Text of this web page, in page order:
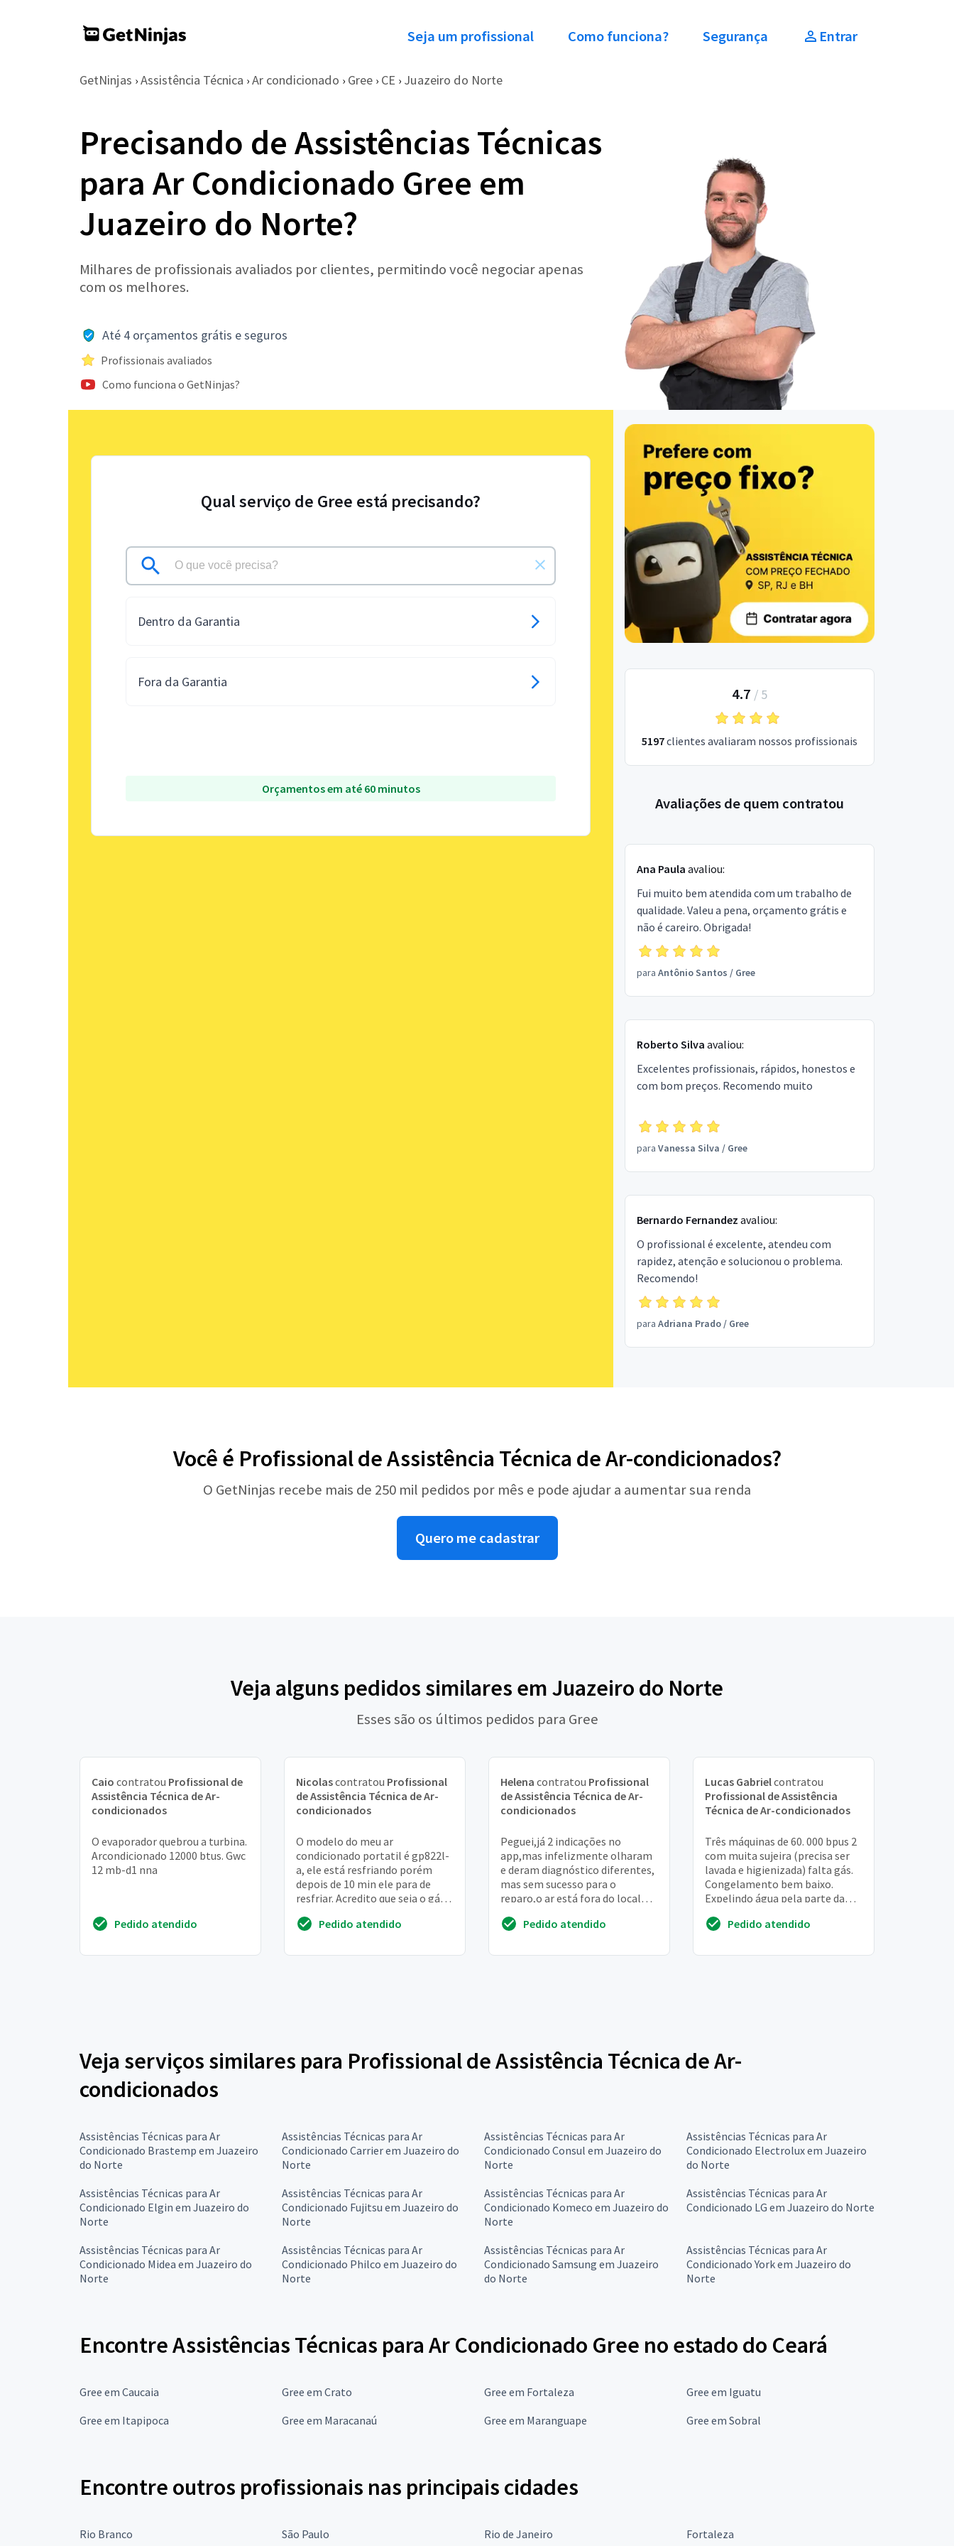
Seja um profissional Como funciona? Segurança Entrar
GetNinjas › Assistência Técnica › Ar condicionado › Gree › CE › Juazeiro do Norte
Precisando de Assistências Técnicas
para Ar Condicionado Gree em
Juazeiro do Norte?
Milhares de profissionais avaliados por clientes, permitindo você negociar apenas
com os melhores.
Até 4 orçamentos grátis e seguros
Profissionais avaliados
Como funciona o GetNinjas?
Qual serviço de Gree está precisando?
Dentro da Garantia
Fora da Garantia
Orçamentos em até 60 minutos
4.7 / 5
5197clientes avaliaram nossos profissionais
Avaliações de quem contratou
Ana Paula avaliou:
Fui muito bem atendida com um trabalho de
qualidade. Valeu a pena, orçamento grátis e
não é careiro. Obrigada!
para Antônio Santos / Gree
Roberto Silva avaliou:
Excelentes profissionais, rápidos, honestos e
com bom preços. Recomendo muito
para Vanessa Silva / Gree
Bernardo Fernandez avaliou:
O profissional é excelente, atendeu com
rapidez, atenção e solucionou o problema.
Recomendo!
para Adriana Prado/ Gree
Você é Profissional de Assistência Técnica de Ar-condicionados?
O GetNinjas recebe mais de 250 mil pedidos por mês e pode ajudar a aumentar sua renda
Quero me cadastrar
Veja alguns pedidos similares em Juazeiro do Norte
Esses são os últimos pedidos para Gree
Caio contratou Profissional de
Assistência Técnica de Ar-
condicionados
O evaporador quebrou a turbina.
Arcondicionado 12000 btus. Gwc
12 mb-d1 nna
Pedido atendido
Nicolascontratou Profissional
de Assistência Técnica de Ar-
condicionados
O modelo do meu ar
condicionado portatil é gp822l-
a, ele está resfriando porém
depois de 10 min ele para de
resfriar. Acredito que seja o gás. .
levá-lo para...
Pedido atendido
Helena contratou Profissional
de Assistência Técnica de Ar-
condicionados
Peguei,já 2 indicações no
app,mas infelizmente olharam
e deram diagnóstico diferentes,
mas sem sucesso para o
reparo,o ar está fora do local
profissional,u...
Pedido atendido
Lucas Gabrielcontratou
Profissional de Assistência
Técnica de Ar-condicionados
Três máquinas de 60. 000 bpus 2
com muita sujeira (precisa ser
lavada e higienizada) falta gás.
Congelamento bem baixo.
Expelindo água pela parte da
do norm...Pedido atendido
Veja serviços similares para Profissional de Assistência Técnica de Ar-
condicionados
Assistências Técnicas para Ar
Condicionado Brastemp em Juazeiro
do Norte
Assistências Técnicas para Ar
Condicionado Carrier em Juazeiro do
Norte
Assistências Técnicas para Ar
Condicionado Consul em Juazeiro do
Norte
Assistências Técnicas para Ar
Condicionado Electrolux em Juazeiro
do Norte
Assistências Técnicas para Ar
Condicionado Elgin em Juazeiro do
Norte
Assistências Técnicas para Ar
Condicionado Fujitsu em Juazeiro do
Norte
Assistências Técnicas para Ar
Condicionado Komeco em Juazeiro do
Norte
Assistências Técnicas para Ar
Condicionado LG em Juazeiro do Norte
Assistências Técnicas para Ar
Condicionado Midea em Juazeiro do
Norte
Assistências Técnicas para Ar
Condicionado Philco em Juazeiro do
Norte
Assistências Técnicas para Ar
Condicionado Samsung em Juazeiro
do Norte
Assistências Técnicas para Ar
Condicionado York em Juazeiro do
Norte
Encontre Assistências Técnicas para Ar Condicionado Gree no estado do Ceará
Gree em Caucaia Gree em Crato Gree em Fortaleza
Gree em Iguatu
Gree em Itapipoca
Gree em Maracanaú Gree em Maranguape Gree em Sobral
Encontre outros profissionais nas principais cidades
Rio Branco São Paulo Rio de Janeiro Fortaleza